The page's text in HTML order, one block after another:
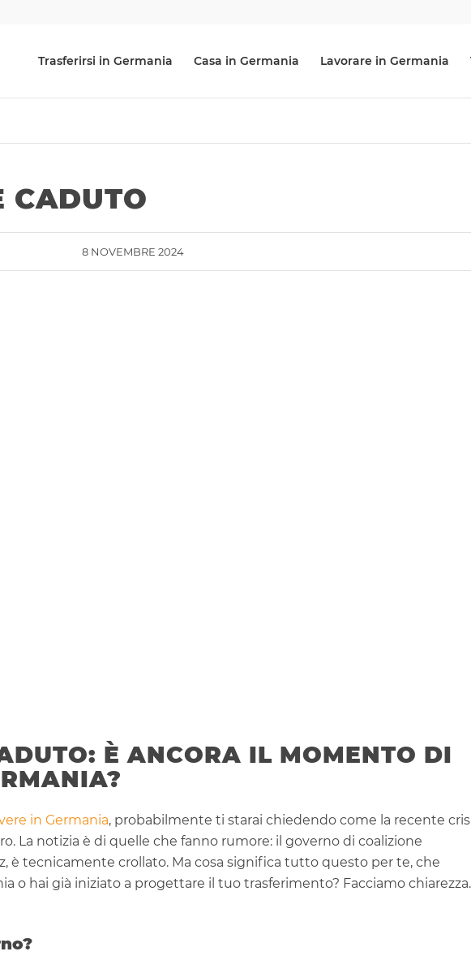
Trasferirsi in Germania Casa in Germania Lavorare in Germania
CADUTO
8 NOVEMBRE 2024
È ANCORA IL MOMENTO DI
in Germania, probabilmente ti starai chiedendo come la recente
La notizia è di quelle che fanno rumore: il governo di coalizione
è tecnicamente crollato. Ma cosa significa tutto questo per te, che
o hai già iniziato a progettare il tuo trasferimento? Facciamo chiarezza.